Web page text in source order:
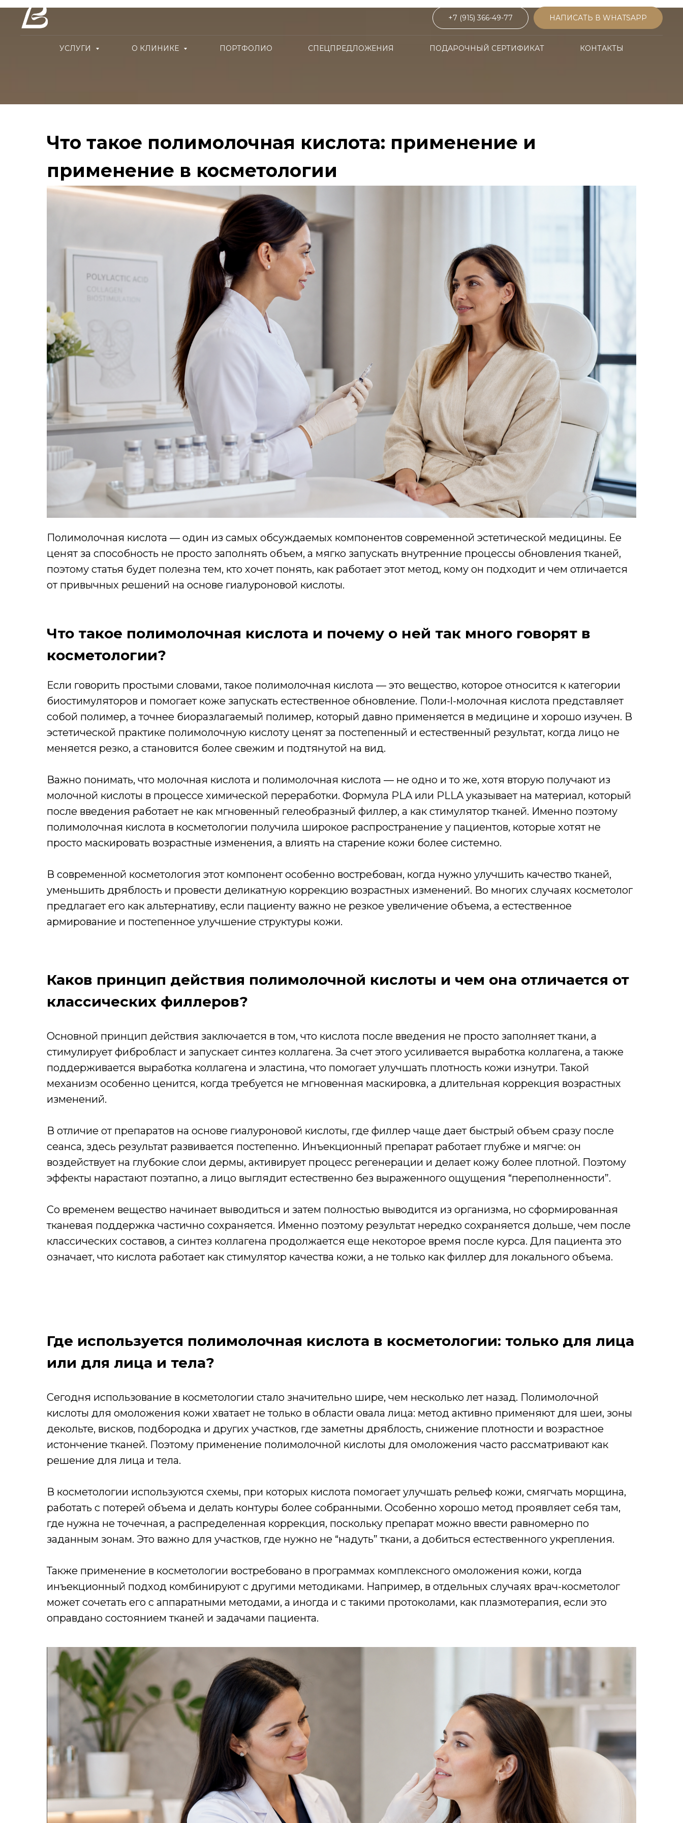
+7 (915) 366-49-77 НАПИСАТЬ В WHATSAPP
УСЛУГИ О КЛИНИКЕ ПОРТФОЛИО СПЕЦПРЕДЛОЖЕНИЯ ПОДАРОЧНЫЙ СЕРТИФИКАТ КОНТАКТЫ
Что такое полимолочная кислота: применение и
применение в косметологии
Полимолочная кислота — один из самых обсуждаемых компонентов современной эстетической медицины. Ее
ценят за способность не просто заполнять объем, а мягко запускать внутренние процессы обновления тканей,
поэтому статья будет полезна тем, кто хочет понять, как работает этот метод, кому он подходит и чем отличается
от привычных решений на основе гиалуроновой кислоты.
Что такое полимолочная кислота и почему о ней так много говорят в
косметологии?
Если говорить простыми словами, такое полимолочная кислота — это вещество, которое относится к категории
биостимуляторов и помогает коже запускать естественное обновление. Поли-l-молочная кислота представляет
собой полимер, а точнее биоразлагаемый полимер, который давно применяется в медицине и хорошо изучен. В
эстетической практике полимолочную кислоту ценят за постепенный и естественный результат, когда лицо не
меняется резко, а становится более свежим и подтянутой на вид.
Важно понимать, что молочная кислота и полимолочная кислота — не одно и то же, хотя вторую получают из
молочной кислоты в процессе химической переработки. Формула PLA или PLLA указывает на материал, который
после введения работает не как мгновенный гелеобразный филлер, а как стимулятор тканей. Именно поэтому
полимолочная кислота в косметологии получила широкое распространение у пациентов, которые хотят не
просто маскировать возрастные изменения, а влиять на старение кожи более системно.
В современной косметология этот компонент особенно востребован, когда нужно улучшить качество тканей,
уменьшить дряблость и провести деликатную коррекцию возрастных изменений. Во многих случаях косметолог
предлагает его как альтернативу, если пациенту важно не резкое увеличение объема, а естественное
армирование и постепенное улучшение структуры кожи.
Каков принцип действия полимолочной кислоты и чем она отличается от
классических филлеров?
Основной принцип действия заключается в том, что кислота после введения не просто заполняет ткани, а
стимулирует фибробласт и запускает синтез коллагена. За счет этого усиливается выработка коллагена, а также
поддерживается выработка коллагена и эластина, что помогает улучшать плотность кожи изнутри. Такой
механизм особенно ценится, когда требуется не мгновенная маскировка, а длительная коррекция возрастных
изменений.
В отличие от препаратов на основе гиалуроновой кислоты, где филлер чаще дает быстрый объем сразу после
сеанса, здесь результат развивается постепенно. Инъекционный препарат работает глубже и мягче: он
воздействует на глубокие слои дермы, активирует процесс регенерации и делает кожу более плотной. Поэтому
эффекты нарастают поэтапно, а лицо выглядит естественно без выраженного ощущения “переполненности”.
Со временем вещество начинает выводиться и затем полностью выводится из организма, но сформированная
тканевая поддержка частично сохраняется. Именно поэтому результат нередко сохраняется дольше, чем после
классических составов, а синтез коллагена продолжается еще некоторое время после курса. Для пациента это
означает, что кислота работает как стимулятор качества кожи, а не только как филлер для локального объема.
Где используется полимолочная кислота в косметологии: только для лица
или для лица и тела?
Сегодня использование в косметологии стало значительно шире, чем несколько лет назад. Полимолочной
кислоты для омоложения кожи хватает не только в области овала лица: метод активно применяют для шеи, зоны
декольте, висков, подбородка и других участков, где заметны дряблость, снижение плотности и возрастное
истончение тканей. Поэтому применение полимолочной кислоты для омоложения часто рассматривают как
решение для лица и тела.
В косметологии используются схемы, при которых кислота помогает улучшать рельеф кожи, смягчать морщина,
работать с потерей объема и делать контуры более собранными. Особенно хорошо метод проявляет себя там,
где нужна не точечная, а распределенная коррекция, поскольку препарат можно ввести равномерно по
заданным зонам. Это важно для участков, где нужно не “надуть” ткани, а добиться естественного укрепления.
Также применение в косметологии востребовано в программах комплексного омоложения кожи, когда
инъекционный подход комбинируют с другими методиками. Например, в отдельных случаях врач-косметолог
может сочетать его с аппаратными методами, а иногда и с такими протоколами, как плазмотерапия, если это
оправдано состоянием тканей и задачами пациента.